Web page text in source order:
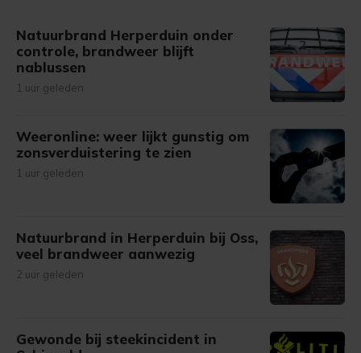
Natuurbrand Herperduin onder
controle, brandweer blijft
nablussen
1 uur geleden
Weeronline: weer lijkt gunstig om
zonsverduistering te zien
1 uur geleden
Natuurbrand in Herperduin bij Oss,
veel brandweer aanwezig
2 uur geleden
Gewonde bij steekincident in